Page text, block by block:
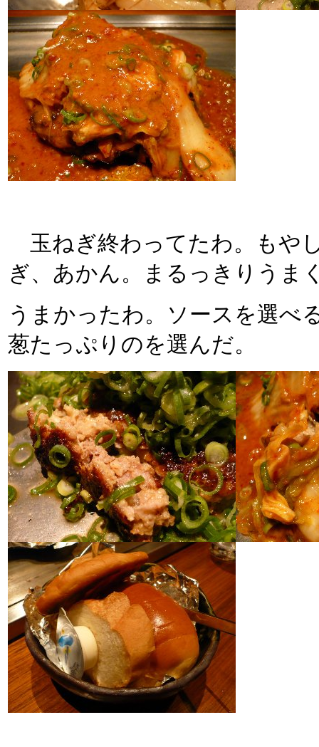
玉ねぎ終わってたわ。もや
ぎ、あかん。まるっきりうま
うまかったわ。ソースを選べ
葱たっぷりのを選んだ。